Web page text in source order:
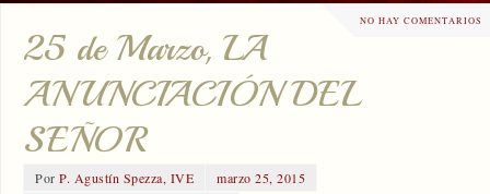
NO HAY COMENTARIOS
25 de Marzo, LA
ANUNCIACIÓN DEL
SEÑOR
PorP. Agustín Spezza, IVE
marzo 25, 2015